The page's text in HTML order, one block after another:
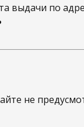
выдачи по
не